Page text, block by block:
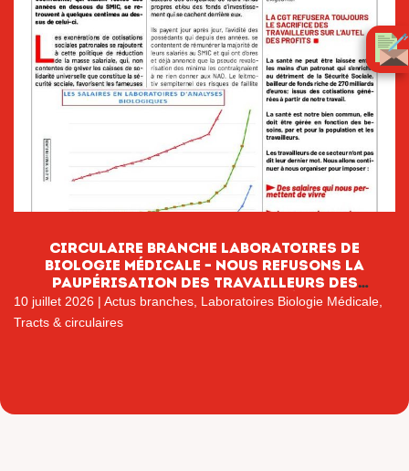
CIRCULAIRE BRANCHE LABORATOIRES DE
BIOLOGIE MÉDICALE – NOUS REFUSONS LA
PAUPÉRISATION DES TRAVAILLEURS DES
LABORATOIRES DE BIOLOGIE MÉDICALE
10 juillet 2026 | Actus branches Laboratoires Biologie Médicale
Tracts & circulaires